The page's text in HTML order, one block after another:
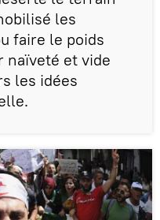
les
faire le poids
naïveté et vide
les idées